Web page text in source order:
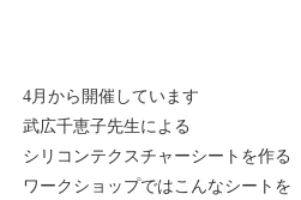
4月から開催しています
武広千恵子先生による
シリコンテクスチャーシートを作る
ワークショップではこんなシートを